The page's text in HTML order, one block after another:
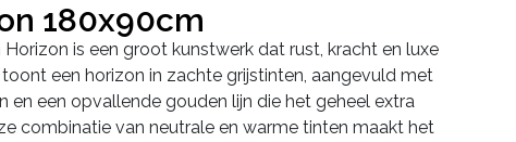
180x90cm
is een groot kunstwerk dat rust, kracht en luxe
een horizon in zachte grijstinten, aangevuld met
en een opvallende gouden lijn die het geheel extra
combinatie van neutrale en warme tinten maakt het